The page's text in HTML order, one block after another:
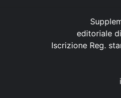
editoriale
Iscrizione Reg.